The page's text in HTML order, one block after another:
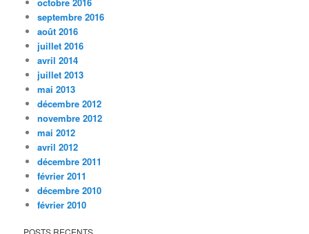
septembre 2016
août 2016
juillet 2016
avril 2014
juillet 2013
mai 2013
décembre 2012
novembre 2012
mai 2012
avril 2012
décembre 2011
février 2011
décembre 2010
février 2010